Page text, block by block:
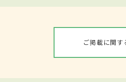
ご掲載に関